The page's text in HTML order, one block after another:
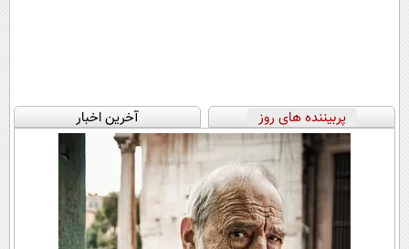
پربیننده های روز آخرین اخبار